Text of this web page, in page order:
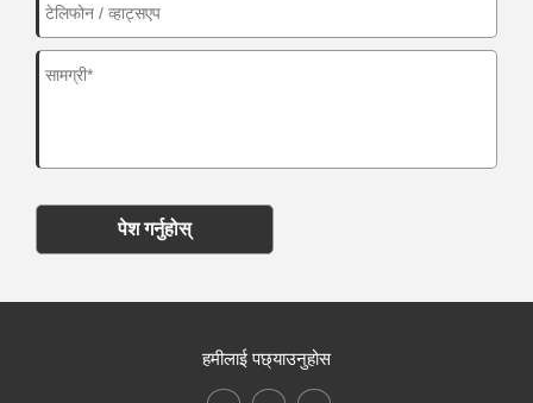
पेश गर्नुहोस्
हमीलाई पछ्याउनुहोस